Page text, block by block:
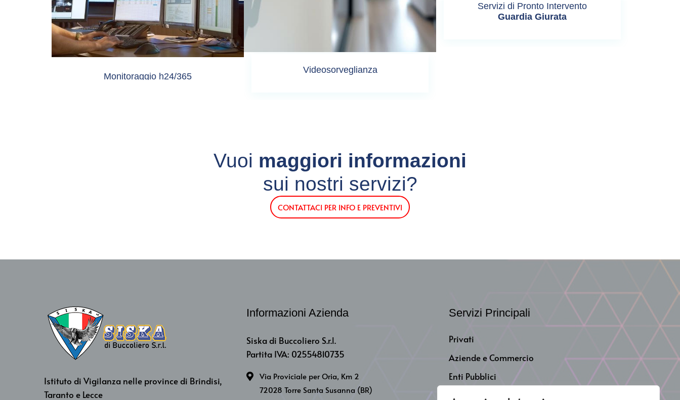
Monitoraggio h24/365
Videosorveglianza
Servizi di Pronto Intervento
Guardia Giurata
Vuoi maggiori informazioni
sui nostri servizi?
CONTATTACI PER INFO E PREVENTIVI
Istituto di Vigilanza nelle province di Brindisi,
Taranto e Lecce
Informazioni Azienda
Siska di Buccoliero S.r.l.
Partita IVA: 02554810735
Via Proviciale per Oria, Km 2
72028 Torre Santa Susanna (BR)
Servizi Principali
Privati
Aziende e Commercio
Enti Pubblici
Impianti e Consulenze